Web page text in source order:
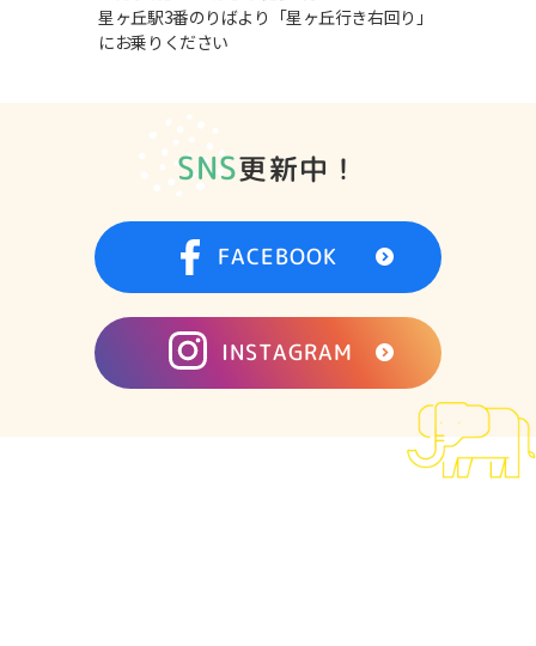
星ヶ丘駅3番のりばより「星ヶ丘行き右回り」
にお乗りください
SNS更新中！
FACEBOOK
INSTAGRAM